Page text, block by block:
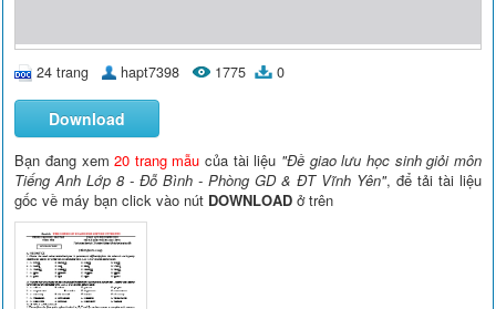
24 trang hapt7398 1775 0
Download
Bạn đang xem20 trang mẫu của tài liệu "Đề giao lưu học sinh giỏi môn
Tiếng Anh Lớp 8 - Đỗ Bình - Phòng GD & ĐT Vĩnh Yên", để tải tài liệu
gốc về máy bạn click vào nút DOWNLOAD ở trên